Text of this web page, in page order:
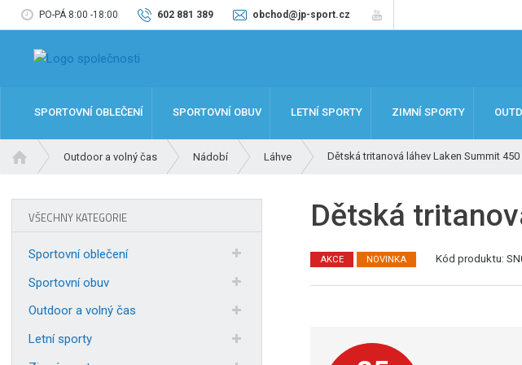
PO-PÁ 8:00 -18:00 602 881 389 obchod@jp-sport.cz
SPORTOVNÍ OBLEČENÍ SPORTOVNÍ OBUV LETNÍ SPORTY ZIMNÍ SPORTY
t
a
n
Outdoor a volný čas Nádobí Láhve Dětská tritanová láhev Laken Summit 450
Dětská
AKCE NOVINKA Kód produktu:
VŠECHNY KATEGORIE
Sportovní oblečení
Sportovní obuv
Outdoor a volný čas
Letní sporty